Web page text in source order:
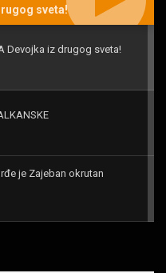
sveta!
Devojka iz drugog sveta!
je Zajeban okrutan